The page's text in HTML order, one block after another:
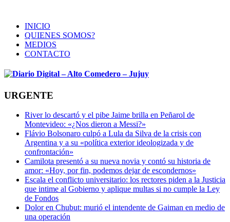
INICIO
QUIENES SOMOS?
MEDIOS
CONTACTO
URGENTE
River lo descartó y el pibe Jaime brilla en Peñarol de
Montevideo: «¿Nos dieron a Messi?»
Flávio Bolsonaro culpó a Lula da Silva de la crisis con
Argentina y a su «política exterior ideologizada y de
confrontación»
Camilota presentó a su nueva novia y contó su historia de
amor: «Hoy, por fin, podemos dejar de escondernos»
Escala el conflicto universitario: los rectores piden a la Justicia
que intime al Gobierno y aplique multas si no cumple la Ley
de Fondos
Dolor en Chubut: murió el intendente de Gaiman en medio de
una operación